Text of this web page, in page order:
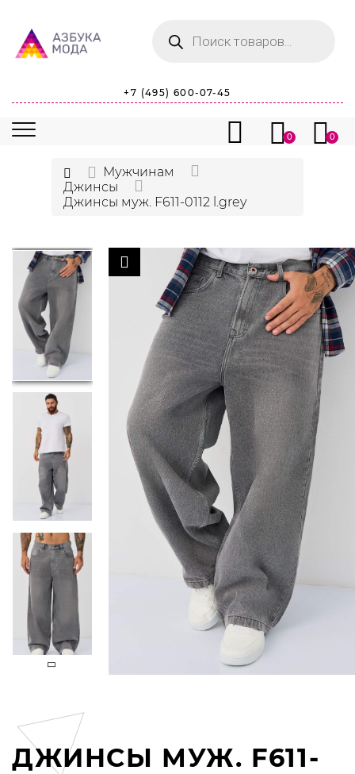
товаров
+7 (495) 600-07-45
0 0
Мужчинам
Джинсы
Джинсы муж. F611-0112 l.grey
ДЖИНСЫ МУЖ. F611-